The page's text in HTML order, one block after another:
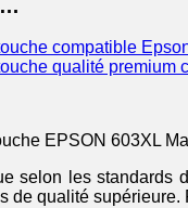
EPSON 603XL
selon les standards
de qualité